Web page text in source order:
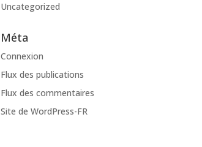
Uncategorized
Méta
Connexion
Flux des publications
Flux des commentaires
Site de WordPress-FR